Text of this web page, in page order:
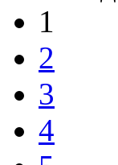
1
2
3
4